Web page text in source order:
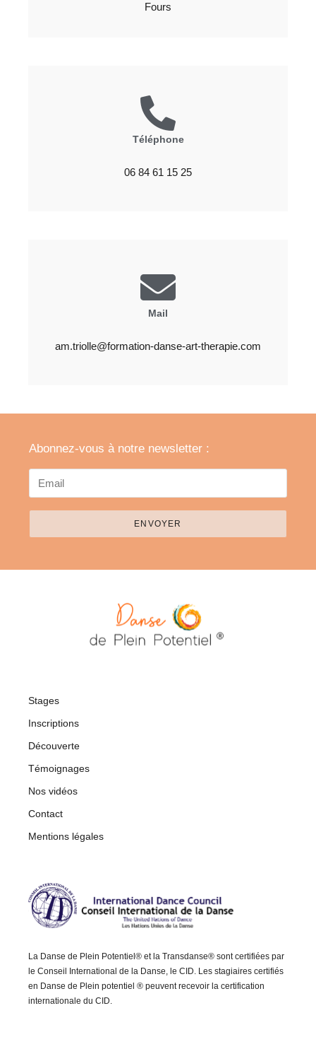
Fours
Téléphone
06 84 61 15 25
Mail
am.triolle@formation-danse-art-therapie.com
Abonnez-vous à notre newsletter :
ENVOYER
Stages
Inscriptions
Découverte
Témoignages
Nos vidéos
Contact
Mentions légales
La Danse de Plein Potentiel® et la Transdanse® sont certifiées par
le Conseil International de la Danse, le CID. Les stagiaires certifiés
en Danse de Plein potentiel ® peuvent recevoir la certification
internationale du CID.